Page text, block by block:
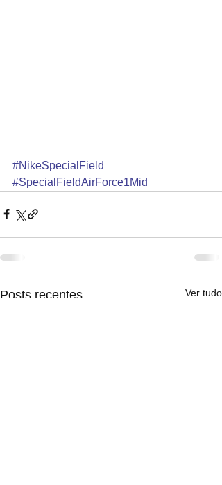
#NikeSpecialField
#SpecialFieldAirForce1Mid
Posts recentes Ver tudo